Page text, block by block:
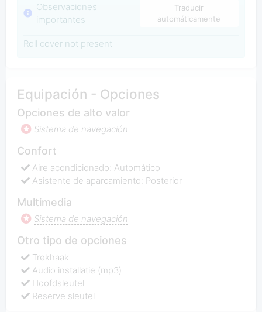
Observaciones
importantes
Traducir
automáticamente
Roll cover not present
Equipación - Opciones
Opciones de alto valor
Sistema de navegación
Confort
Aire acondicionado: Automático
Asistente de aparcamiento: Posterior
Multimedia
Sistema de navegación
Otro tipo de opciones
Trekhaak
Audio installatie (mp3)
Hoofdsleutel
Reserve sleutel